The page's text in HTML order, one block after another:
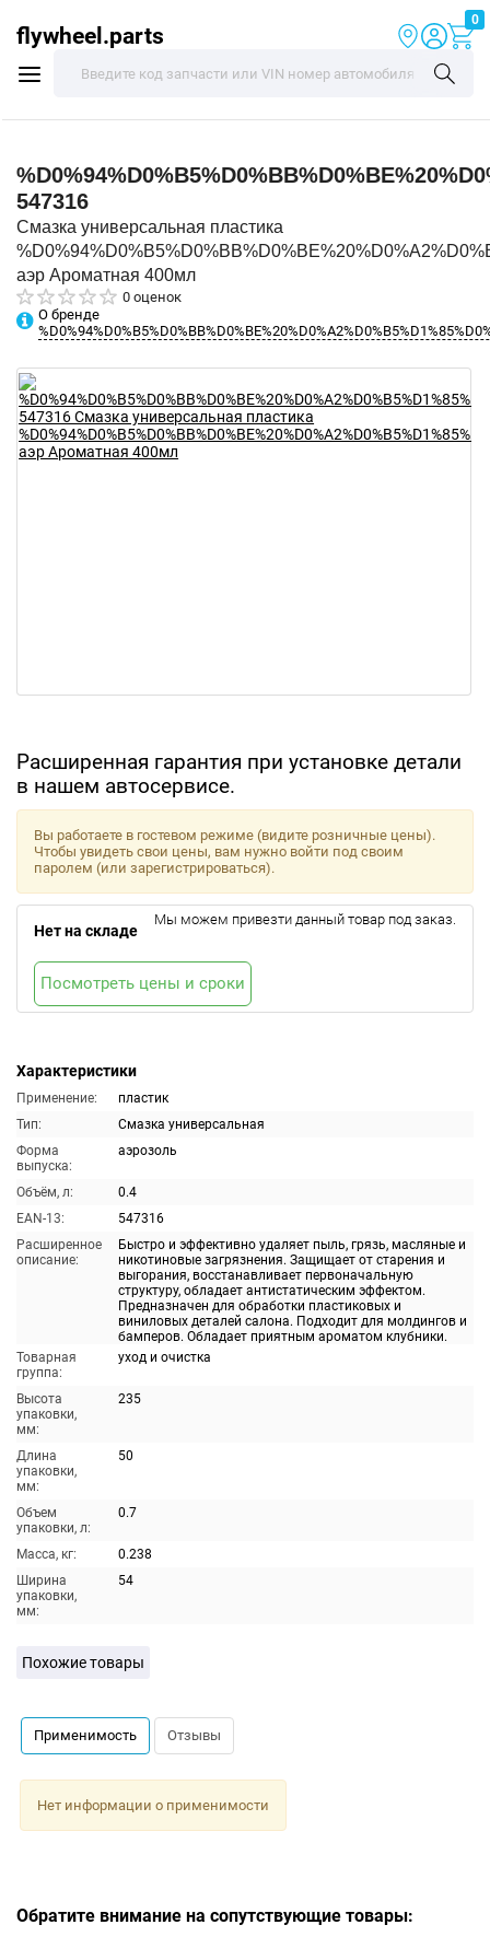
flywheel.parts
0
547316
Смазка универсальная пластика
аэр Ароматная 400мл
0 оценок
О бренде
Расширенная гарантия при установке детали
в нашем автосервисе.
Характеристики
Применение:
пластик
Тип:
Смазка универсальная
Форма
выпуска:
аэрозоль
Объём, л:
0.4
EAN-13:
547316
Расширенное
описание:
Быстро и эффективно удаляет пыль, грязь, масляные и
никотиновые загрязнения. Защищает от старения и
выгорания, восстанавливает первоначальную
структуру, обладает антистатическим эффектом.
Предназначен для обработки пластиковых и
виниловых деталей салона. Подходит для молдингов и
бамперов. Обладает приятным ароматом клубники.
Товарная
группа:
уход и очистка
Высота
упаковки,
мм:
235
Длина
упаковки,
мм:
50
Объем
упаковки, л:
0.7
Масса, кг:
0.238
Ширина
упаковки,
мм:
54
Вы работаете в гостевом режиме (видите розничные цены).
Чтобы увидеть свои цены, вам нужно войти под своим
паролем (или зарегистрироваться).
Нет на складе
Мы можем привезти данный товар под заказ.
Посмотреть цены и сроки
Похожие товары
Применимость Отзывы
Нет информации о применимости
Обратите внимание на сопутствующие товары: